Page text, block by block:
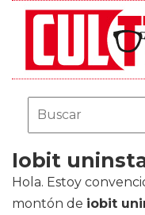
Iobit
Hola. Estoy
montón de iobit